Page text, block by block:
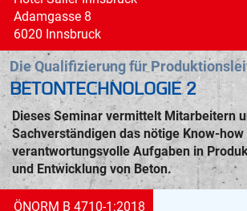
Die Qualifizierung für
BETONTECHNOLOGIE 2
Dieses Seminar vermittelt Mitarbeitern
Sachverständigen das nötige Know-
verantwortungsvolle Aufgaben in
und Entwicklung von Beton.
Adamgasse 8
6020 Innsbruck
ÖNORM B 4710-1:2018